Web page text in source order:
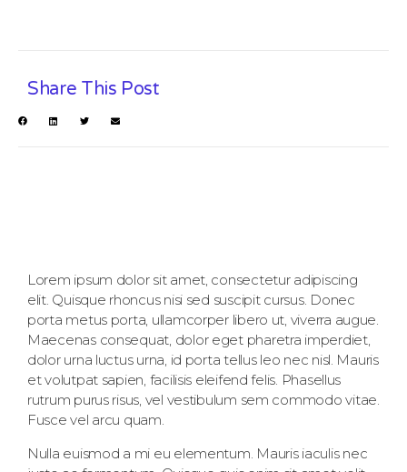
Share This Post
Lorem ipsum dolor sit amet, consectetur adipiscing
elit. Quisque rhoncus nisi sed suscipit cursus. Donec
porta metus porta, ullamcorper libero ut, viverra augue.
Maecenas consequat, dolor eget pharetra imperdiet,
dolor urna luctus urna, id porta tellus leo nec nisl. Mauris
et volutpat sapien, facilisis eleifend felis. Phasellus
rutrum purus risus, vel vestibulum sem commodo vitae.
Fusce vel arcu quam.
Nulla euismod a mi eu elementum. Mauris iaculis nec